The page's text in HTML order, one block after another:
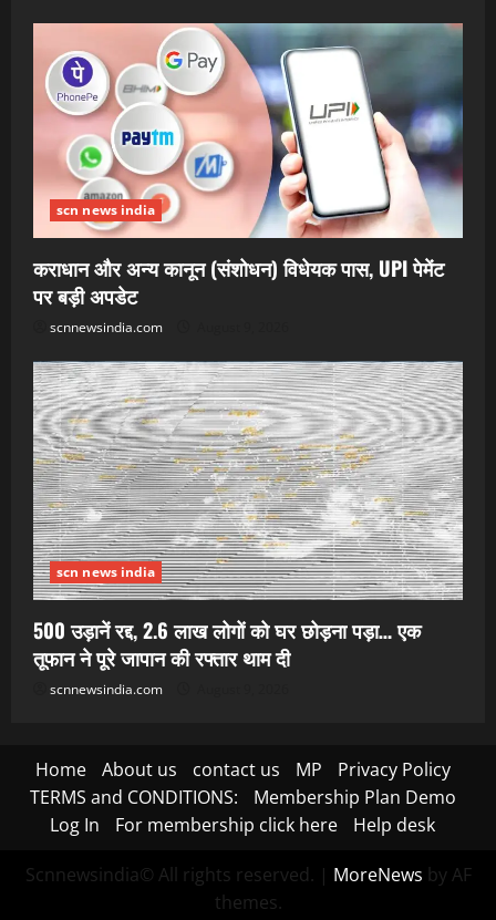
scn news india
कराधान और अन्य कानून (संशोधन) विधेयक पास, UPI पेमेंट
पर बड़ी अपडेट
scnnewsindia.com
scn news india
500 उड़ानें रद्द, 2.6 लाख लोगों को घर छोड़ना पड़ा… एक
तूफान ने पूरे जापान की रफ्तार थाम दी
scnnewsindia.com
Home About us contact us MP
Privacy Policy
TERMS and CONDITIONS:
Membership Plan Demo
Log In
For membership click here Help desk
Scnnewsindia© All rights reserved. | MoreNews by AF
themes.